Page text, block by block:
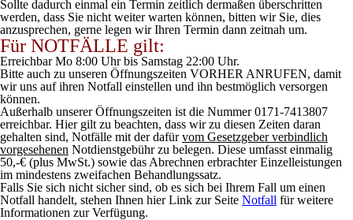
Sollte dadurch einmal ein Termin zeitlich dermaßen überschritten
werden, dass Sie nicht weiter warten können, bitten wir Sie, dies
anzusprechen, gerne legen wir Ihren Termin dann zeitnah um.
Für NOTFÄLLE gilt:
Erreichbar Mo 8:00 Uhr bis Samstag 22:00 Uhr.
Bitte auch zu unseren Öffnungszeiten VORHER ANRUFEN, damit
wir uns auf ihren Notfall einstellen und ihn bestmöglich versorgen
können.
Außerhalb unserer Öffnungszeiten ist die Nummer0171-7413807
erreichbar. Hier gilt zu beachten, dass wir zu diesen Zeiten daran
gehalten sind, Notfälle mit der dafürvom Gesetzgeber verbindlich
vorgesehenen Notdienstgebühr zu belegen. Diese umfasst einmalig
50,-€ (plus MwSt.) sowie das Abrechnen erbrachter Einzelleistungen
im mindestens zweifachen Behandlungssatz.
Falls Sie sich nicht sicher sind, ob es sich bei Ihrem Fall um einen
Notfall handelt, stehen Ihnen hier Link zur Seite Notfall fürweitere
Informationen zur Verfügung.